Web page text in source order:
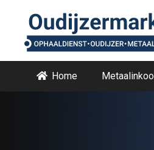
Home